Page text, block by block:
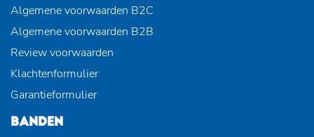
Algemene voorwaarden B2C
Algemene voorwaarden B2B
Review voorwaarden
Klachtenformulier
Garantieformulier
BANDEN